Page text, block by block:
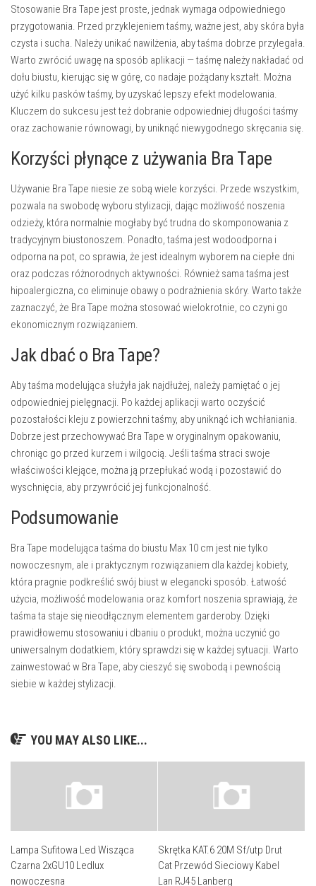
Stosowanie Bra Tape jest proste, jednak wymaga odpowiedniego
przygotowania. Przed przyklejeniem taśmy, ważne jest, aby skóra była
czysta i sucha. Należy unikać nawilżenia, aby taśma dobrze przylegała.
Warto zwrócić uwagę na sposób aplikacji — taśmę należy nakładać od
dołu biustu, kierując się w górę, co nadaje pożądany kształt. Można
użyć kilku pasków taśmy, by uzyskać lepszy efekt modelowania.
Kluczem do sukcesu jest też dobranie odpowiedniej długości taśmy
oraz zachowanie równowagi, by uniknąć niewygodnego skręcania się.
Korzyści płynące z używania Bra Tape
Używanie Bra Tape niesie ze sobą wiele korzyści. Przede wszystkim,
pozwala na swobodę wyboru stylizacji, dając możliwość noszenia
odzieży, która normalnie mogłaby być trudna do skomponowania z
tradycyjnym biustonoszem. Ponadto, taśma jest wodoodporna i
odporna na pot, co sprawia, że jest idealnym wyborem na ciepłe dni
oraz podczas różnorodnych aktywności. Również sama taśma jest
hipoalergiczna, co eliminuje obawy o podrażnienia skóry. Warto także
zaznaczyć, że Bra Tape można stosować wielokrotnie, co czyni go
ekonomicznym rozwiązaniem.
Jak dbać o Bra Tape?
Aby taśma modelująca służyła jak najdłużej, należy pamiętać o jej
odpowiedniej pielęgnacji. Po każdej aplikacji warto oczyścić
pozostałości kleju z powierzchni taśmy, aby uniknąć ich wchłaniania.
Dobrze jest przechowywać Bra Tape w oryginalnym opakowaniu,
chroniąc go przed kurzem i wilgocią. Jeśli taśma straci swoje
właściwości klejące, można ją przepłukać wodą i pozostawić do
wyschnięcia, aby przywrócić jej funkcjonalność.
Podsumowanie
Bra Tape modelująca taśma do biustu Max 10 cm jest nie tylko
nowoczesnym, ale i praktycznym rozwiązaniem dla każdej kobiety,
która pragnie podkreślić swój biust w elegancki sposób. Łatwość
użycia, możliwość modelowania oraz komfort noszenia sprawiają, że
taśma ta staje się nieodłącznym elementem garderoby. Dzięki
prawidłowemu stosowaniu i dbaniu o produkt, można uczynić go
uniwersalnym dodatkiem, który sprawdzi się w każdej sytuacji. Warto
zainwestować w Bra Tape, aby cieszyć się swobodą i pewnością
siebie w każdej stylizacji.
YOU MAY ALSO LIKE...
Lampa Sufitowa Led Wisząca
Czarna 2xGU10 Ledlux
nowoczesna
Skrętka KAT.6 20M Sf/utp Drut
Cat Przewód Sieciowy Kabel
Lan RJ45 Lanberg